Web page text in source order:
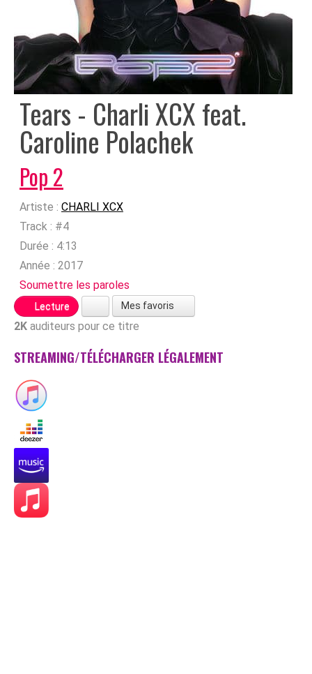
Tears - Charli XCX feat.
Caroline Polachek
Pop 2
Artiste : CHARLI XCX
Track : #4
Durée : 4:13
Année : 2017
Soumettre les paroles
Lecture Mes favoris
2K auditeurs pour ce titre
STREAMING/TÉLÉCHARGER LÉGALEMENT